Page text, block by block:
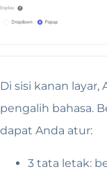
Di sisi kanan
pengalih bahasa.
dapat Anda atur:
3 tata letak: